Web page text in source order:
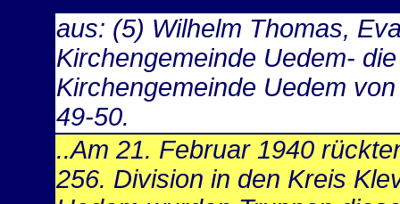
aus: (5) Wilhelm Thomas,
Kirchengemeinde Uedem-
Kirchengemeinde Uedem
49-50.
..Am 21. Februar 1940
256. Division in den Kreis